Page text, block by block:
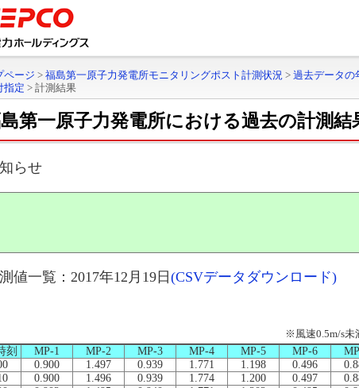
ページ > 福島第一原子力発電所モニタリングポスト計測状況 > 過去データの
指定 > 計測結果
第一原子力発電所における過去の計測結
らせ
値一覧：2017年12月19日 (CSVデータダウンロード)
※風速0.5m/s未
刻
MP-1 MP-2 MP-3 MP-4 MP-5 MP-6
0.900 1.497 0.939 1.771 1.198 0.496
0.900 1.496 0.939 1.774 1.200 0.497